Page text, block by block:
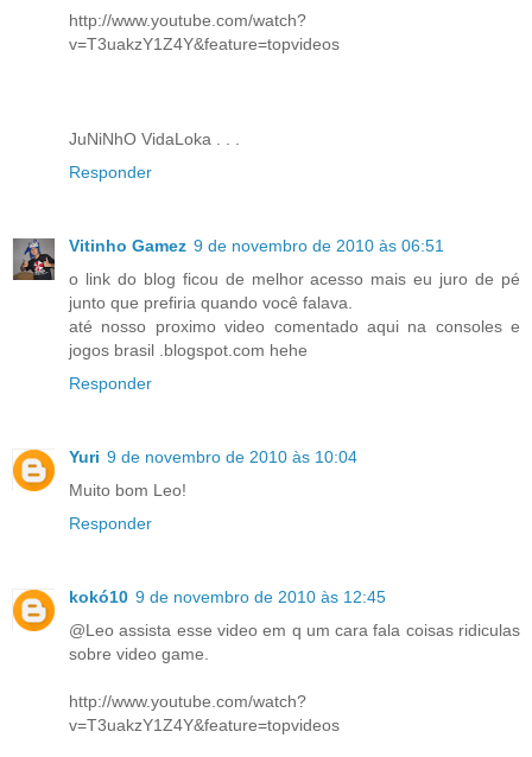
http://www.youtube.com/watch?
v=T3uakzY1Z4Y&feature=topvideos
JuNiNhO VidaLoka . . .
Responder
Vitinho Gamez 9 de novembro de 2010 às 06:51
o link do blog ficou de melhor acesso mais eu juro de pé
junto que prefiria quando você falava.
até nosso proximo video comentado aqui na consoles e
jogos brasil .blogspot.com hehe
Responder
Yuri 9 de novembro de 2010 às 10:04
Muito bom Leo!
Responder
kokó10 9 de novembro de 2010 às 12:45
@Leo assista esse video em q um cara fala coisas ridiculas
sobre video game.
http://www.youtube.com/watch?
v=T3uakzY1Z4Y&feature=topvideos